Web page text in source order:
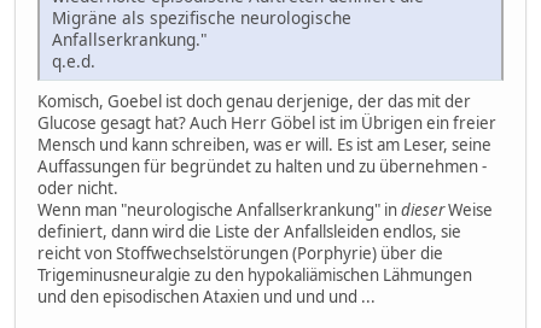
Migräne als spezifische neurologische
Anfallserkrankung."
q.e.d.
Komisch, Goebel ist doch genau derjenige, der das mit der
Glucose gesagt hat? Auch Herr Göbel ist im Übrigen ein freier
Mensch und kann schreiben, was er will. Es ist am Leser, seine
Auffassungen für begründet zu halten und zu übernehmen -
oder nicht.
Wenn man "neurologische Anfallserkrankung" indieserWeise
definiert, dann wird die Liste der Anfallsleiden endlos, sie
reicht von Stoffwechselstörungen (Porphyrie) über die
Trigeminusneuralgie zu den hypokaliämischen Lähmungen
und den episodischen Ataxien und und und ...